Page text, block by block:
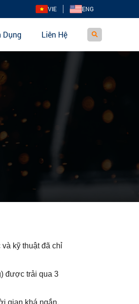
VIE ENG
Dụng Liên Hệ
kỹ thuật đã chỉ
được trải qua 3
gian khá ngắn.